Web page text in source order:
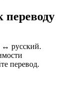
переводу
↔ русский.
перевод.